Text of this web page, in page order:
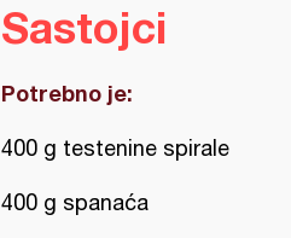
Sastojci
Potrebno je:
400 g testenine spirale
400 g spanaća